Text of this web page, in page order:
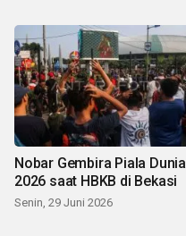
Nobar Gembira Piala Dunia
2026 saat HBKB di Bekasi
Senin, 29 Juni 2026